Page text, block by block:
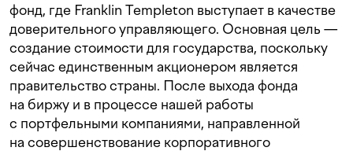
фонд, где Franklin Templeton выступает в качестве
доверительного управляющего. Основная цель —
создание стоимости для государства, поскольку
сейчас единственным акционером является
правительство страны. После выхода фонда
на биржу и в процессе нашей работы
с портфельными компаниями, направленной
на совершенствование корпоративного